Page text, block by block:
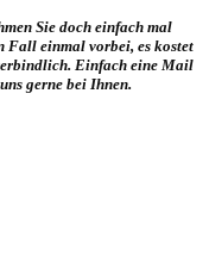
Sie doch einfach mal
Fall einmal vorbei, es kostet
Einfach eine Mail
gerne bei Ihnen.